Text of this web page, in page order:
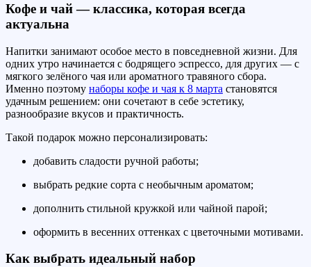
Кофе и чай — классика, которая всегда
актуальна
Напитки занимают особое место в повседневной жизни. Для
одних утро начинается с бодрящего эспрессо, для других — с
мягкого зелёного чая или ароматного травяного сбора.
Именно поэтому наборы кофе и чая к 8 марта становятся
удачным решением: они сочетают в себе эстетику,
разнообразие вкусов и практичность.
Такой подарок можно персонализировать:
добавить сладости ручной работы;
выбрать редкие сорта с необычным ароматом;
дополнить стильной кружкой или чайной парой;
оформить в весенних оттенках с цветочными мотивами.
Как выбрать идеальный набор